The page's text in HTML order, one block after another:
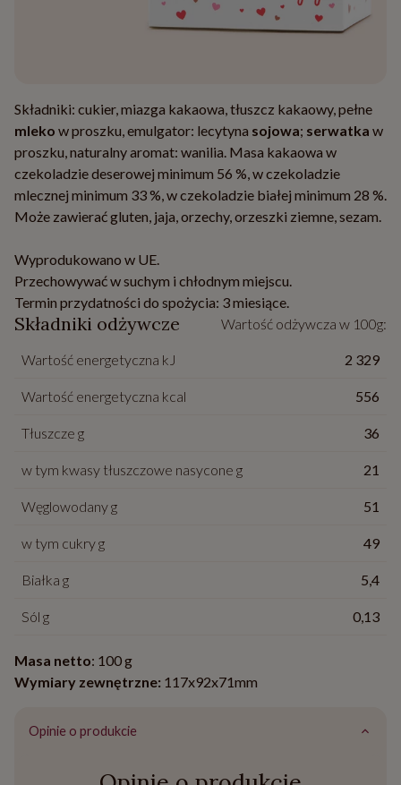
Składniki: cukier, miazga kakaowa, tłuszcz kakaowy, pełne
mleko w proszku, emulgator: lecytyna sojowa; serwatka w
proszku, naturalny aromat: wanilia. Masa kakaowa w
czekoladzie deserowej minimum 56 %, w czekoladzie
mlecznej minimum 33 %, w czekoladzie białej minimum 28 %.
Może zawierać gluten, jaja, orzechy, orzeszki ziemne, sezam.
Wyprodukowano w UE.
Przechowywać w suchym i chłodnym miejscu.
Termin przydatności do spożycia: 3 miesiące.
Składniki odżywcze Wartość odżywcza w 100g:
Wartość energetyczna kJ 2 329
Wartość energetyczna kcal 556
Tłuszcze g 36
w tym kwasy tłuszczowe nasycone g 21
Węglowodany g 51
w tym cukry g 49
Białka g 5,4
Sól g 0,13
Masa netto: 100 g
Wymiary zewnętrzne: 117x92x71mm
Opinie o produkcie